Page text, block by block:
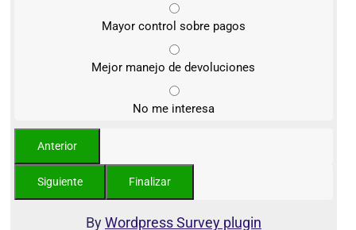
Mayor control sobre pagos
Mejor manejo de devoluciones
No me interesa
ByWordpress Survey plugin